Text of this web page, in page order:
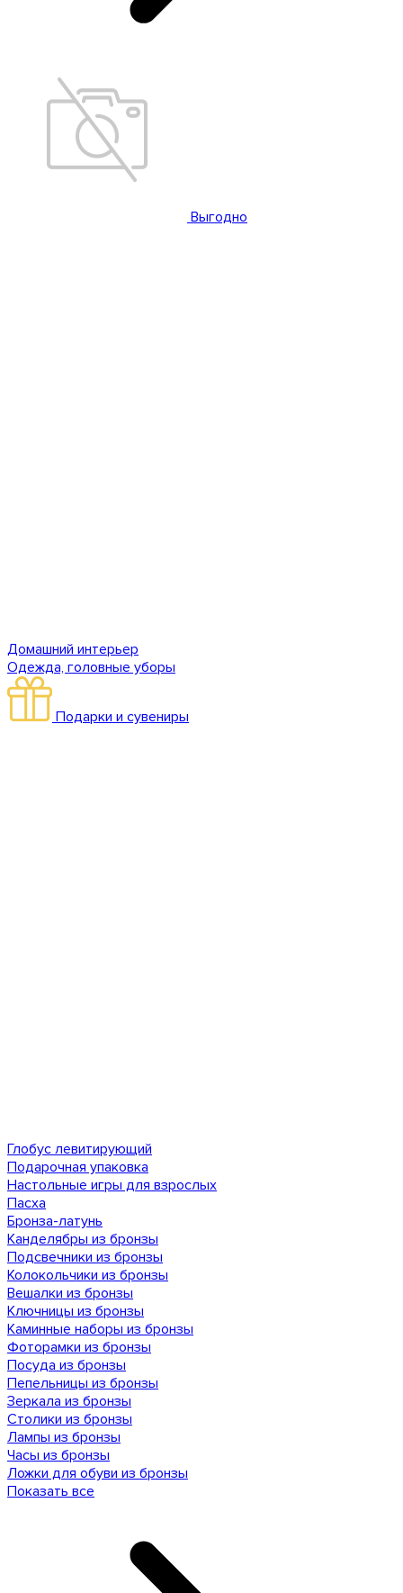
Выгодно
Домашний интерьер
Одежда, головные уборы
Подарки и сувениры
Глобус левитирующий
Подарочная упаковка
Настольные игры для взрослых
Пасха
Бронза-латунь
Канделябры из бронзы
Подсвечники из бронзы
Колокольчики из бронзы
Вешалки из бронзы
Ключницы из бронзы
Каминные наборы из бронзы
Фоторамки из бронзы
Посуда из бронзы
Пепельницы из бронзы
Зеркала из бронзы
Столики из бронзы
Лампы из бронзы
Часы из бронзы
Ложки для обуви из бронзы
Показать все